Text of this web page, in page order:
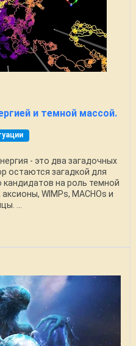
и темной массой.
- это два загадочных
остаются загадкой для
кандидатов на роль темной
WIMPs, MACHOs и
...